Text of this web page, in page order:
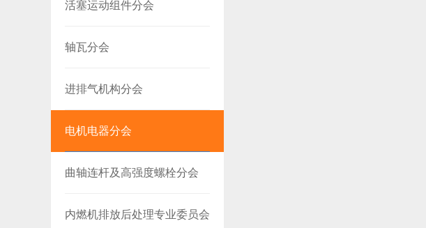
活塞运动组件分会
轴瓦分会
进排气机构分会
电机电器分会
曲轴连杆及高强度螺栓分会
内燃机排放后处理专业委员会